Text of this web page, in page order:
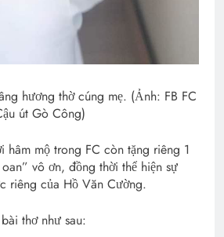
hương thờ cúng mẹ. (Ảnh: FB FC
út Gò Công)
hâm mộ trong FC còn tặng riêng 1
vô ơn, đồng thời thể hiện sự
riêng của Hồ Văn Cường.
thơ như sau: